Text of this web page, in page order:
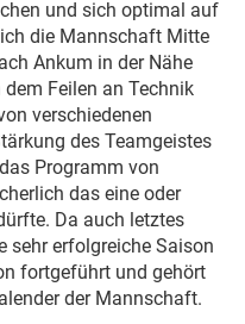
und sich optimal auf
die Mannschaft Mitte
Ankum in der Nähe
Feilen an Technik
verschiedenen
des Teamgeistes
Programm von
das eine oder
Da auch letztes
sehr erfolgreiche Saison
fortgeführt und gehört
der Mannschaft.